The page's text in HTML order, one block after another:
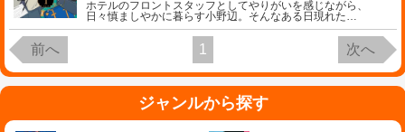
ホテルのフロントスタッフとしてやりがいを感じながら、
日々慎ましやかに暮らす小野辺。そんなある日現れた…
前へ 1 次へ
ジャンルから探す